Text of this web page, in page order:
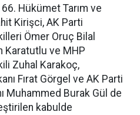
Hükümet Tarım ve
Kirişci, AK Parti
Ömer Oruç Bilal
Karatutlu ve MHP
Zuhal Karakoç,
Fırat Görgel ve AK Parti
Muhammed Burak Gül de
kabulde